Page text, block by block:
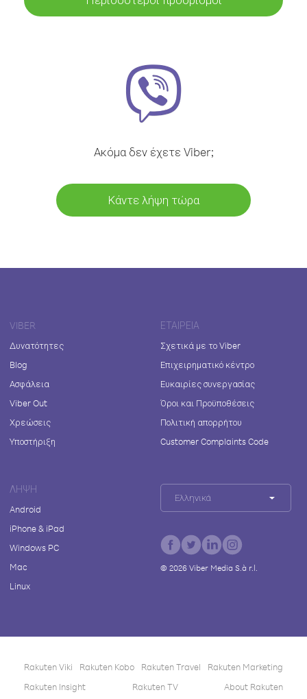
Ακόμα δεν έχετε Viber;
Κάντε λήψη τώρα
VIBER
Δυνατότητες
Blog
Ασφάλεια
Viber Out
Χρεώσεις
Υποστήριξη
ΕΤΑΙΡΕΊΑ
Σχετικά με το Viber
Επιχειρηματικό κέντρο
Ευκαιρίες συνεργασίας
Όροι και Προϋποθέσεις
Πολιτική απορρήτου
Customer Complaints Code
ΛΉΨΗ
Android
iPhone & iPad
Windows PC
Mac
Linux
Ελληνικά
© 2026Viber Media S.à r.l.
Rakuten Viki Rakuten Kobo Rakuten Travel
Rakuten Marketing
Rakuten Insight
Rakuten TV About Rakuten